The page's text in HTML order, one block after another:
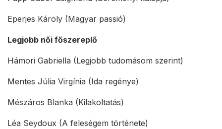
Eperjes Károly (Magyar passió)
Legjobb női főszereplő
Hámori Gabriella (Legjobb tudomásom szerint)
Mentes Júlia Virgínia (Ida regénye)
Mészáros Blanka (Kilakoltatás)
Léa Seydoux (A feleségem története)